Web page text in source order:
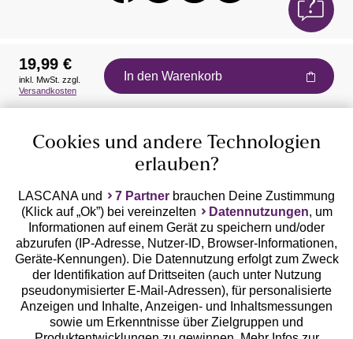
Auszeichnungen
Geprüfte Sicherheit
Unsere Apps
19,99 €
inkl. MwSt. zzgl.
Versandkosten
In den Warenkorb
Cookies und andere Technologien
erlauben?
LASCANA und 7 Partner brauchen Deine Zustimmung
(Klick auf „Ok”) bei vereinzelten
Datennutzungen, um
Informationen auf einem Gerät zu speichern und/oder
abzurufen (IP-Adresse, Nutzer-ID, Browser-Informationen,
Geräte-Kennungen). Die Datennutzung erfolgt zum Zweck
der Identifikation auf Drittseiten (auch unter Nutzung
pseudonymisierter E-Mail-Adressen), für personalisierte
Anzeigen und Inhalte, Anzeigen- und Inhaltsmessungen
sowie um Erkenntnisse über Zielgruppen und